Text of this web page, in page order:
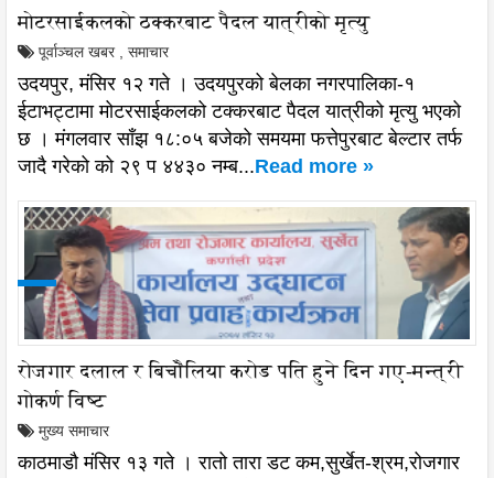
मोटरसाईकलको ठक्करबाट पैदल यात्रीको मृत्यु
पूर्वाञ्चल खबर समाचार
उदयपुर, मंसिर १२ गते । उदयपुरको बेलका नगरपालिका-१
ईटाभट्टामा मोटरसाईकलको टक्करबाट पैदल यात्रीको मृत्यु भएको
छ । मंगलवार साँझ १८:०५ बजेको समयमा फत्तेपुरबाट बेल्टार तर्फ
जादै गरेको को २९ प ४४३० नम्ब...Read more »
रोजगार दलाल र बिचोैलिया करोड पति हुने दिन गए-मन्त्री
गोकर्ण विष्ट
मुख्य समाचार
काठमाडौ मंसिर १३ गते । रातो तारा डट कम,सुर्खेत-श्रम,रोजगार